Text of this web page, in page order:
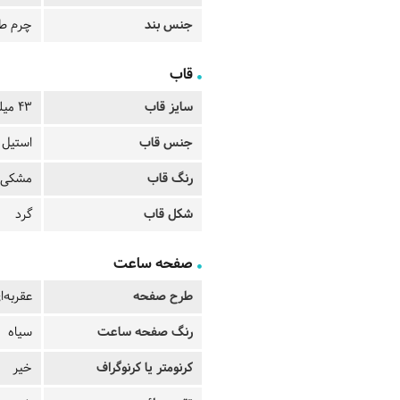
جنس بند
چرم
قاب
سایز قاب
43 میلیمتر
جنس قاب
استیل
رنگ قاب
مشکی
شکل قاب
گرد
صفحه ساعت
طرح صفحه
رنگ صفحه ساعت
سیاه
کرنومتر یا کرنوگراف
خیر